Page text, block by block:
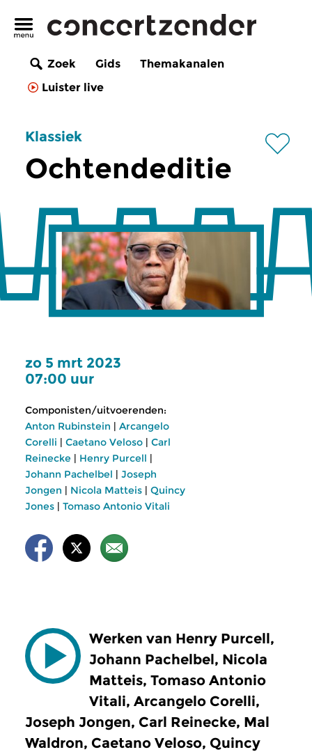
Zoek Gids
Themakanalen
Luister live
Klassiek
Ochtendeditie
zo 5 mrt 2023
07:00 uur
Componisten/uitvoerenden:
Anton Rubinstein | Arcangelo
Corelli | Caetano Veloso | Carl
Reinecke | Henry Purcell |
Johann Pachelbel | Joseph
Jongen | Nicola Matteis | Quincy
Jones | Tomaso Antonio Vitali
Werken van Henry Purcell,
Johann Pachelbel, Nicola
Matteis, Tomaso Antonio
Vitali, Arcangelo Corelli,
Joseph Jongen, Carl Reinecke, Mal
Waldron, Caetano Veloso, Quincy